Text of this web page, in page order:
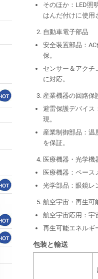
そのほか：LED照
はんだ付けに使用
自動車電子部品
安全装置部品：
保。
センサー＆アクチ
に対応。
産業機器の回路保
避雷保護デバイス
現。
産業制御部品：温
を保証。
医療機器・光学機
医療機器：ペース
光学部品：眼鏡レ
航空宇宙・再生可
航空宇宙応用：宇
再生可能エネルギ
包装と輸送